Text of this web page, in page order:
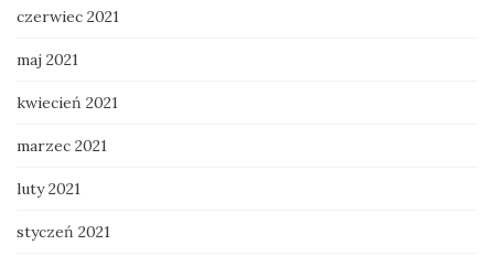
czerwiec 2021
maj 2021
kwiecień 2021
marzec 2021
luty 2021
styczeń 2021